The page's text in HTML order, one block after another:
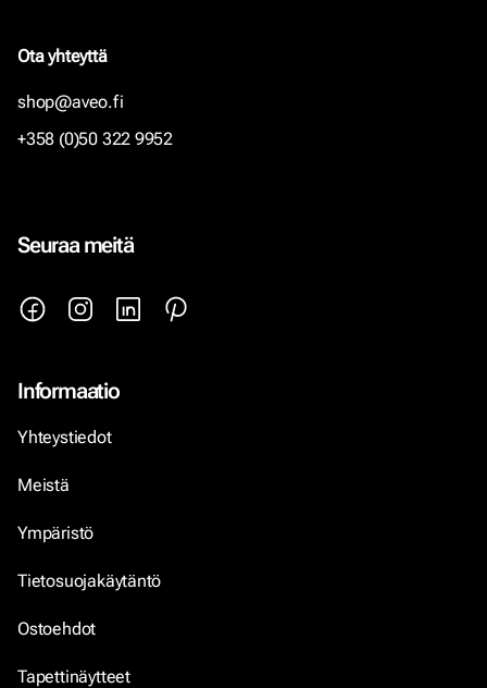
Ota yhteyttä
shop@aveo.fi
+358 (0)50 322 9952
Seuraa meitä
Informaatio
Yhteystiedot
Meistä
Ympäristö
Tietosuojakäytäntö
Ostoehdot
Tapettinäytteet